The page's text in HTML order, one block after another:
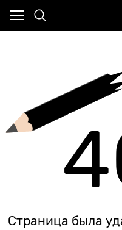
Страница была